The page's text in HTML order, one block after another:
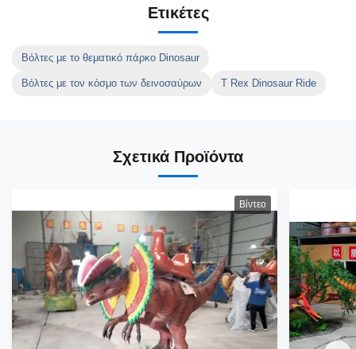
Ετικέτες
Βόλτες με το θεματικό πάρκο Dinosaur
Βόλτες με τον κόσμο των δεινοσαύρων T Rex Dinosaur Ride
Σχετικά Προϊόντα
Βίντεο